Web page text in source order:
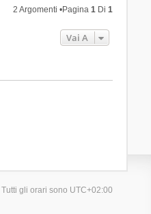
2 Argomenti •Pagina1 Di1
Vai A
Tutti gli orari sono UTC+02:00